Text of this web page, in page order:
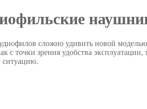
сложно удивить новой
с точки зрения удобства
ситуацию.